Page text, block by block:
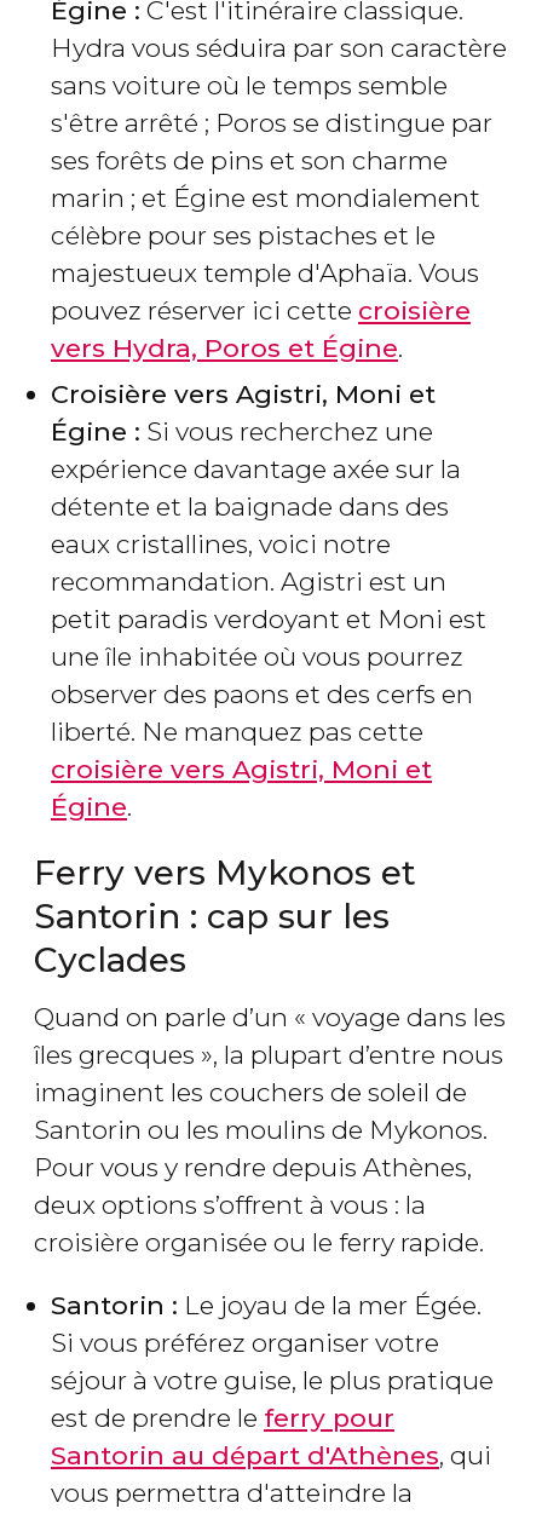
Égine : C'est l'itinéraire classique.
Hydra vous séduira par son caractère
sans voiture où le temps semble
s'être arrêté ; Poros se distingue par
ses forêts de pins et son charme
marin ; et Égine est mondialement
célèbre pour ses pistaches et le
majestueux temple d'Aphaïa. Vous
pouvez réserver ici cette croisière
vers Hydra, Poros et Égine.
Croisière vers Agistri, Moni et
Égine : Si vous recherchez une
expérience davantage axée sur la
détente et la baignade dans des
eaux cristallines, voici notre
recommandation. Agistri est un
petit paradis verdoyant et Moni est
une île inhabitée où vous pourrez
observer des paons et des cerfs en
liberté. Ne manquez pas cette
croisière vers Agistri, Moni et
Égine.
Ferry vers Mykonos et
Santorin : cap sur les
Cyclades
Quand on parle d’un « voyage dans les
îles grecques », la plupart d’entre nous
imaginent les couchers de soleil de
Santorin ou les moulins de Mykonos.
Pour vous y rendre depuis Athènes,
deux options s’offrent à vous : la
croisière organisée ou le ferry rapide.
Santorin : Le joyau de la mer Égée.
Si vous préférez organiser votre
séjour à votre guise, le plus pratique
est de prendre le ferry pour
Santorin au départ d'Athènes, qui
vous permettra d'atteindre la